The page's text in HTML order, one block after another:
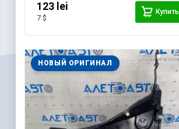
123 lei
7 $
Купить
НОВЫЙ ОРИГИНАЛ